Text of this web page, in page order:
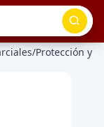
/Protección y